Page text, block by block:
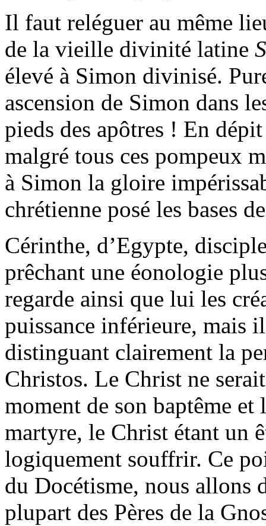
Il faut reléguer au même
de la vieille divinité latine
élevé à Simon divinisé.
ascension de Simon dans
pieds des apôtres ! En
malgré tous ces pompeux
à Simon la gloire
chrétienne posé les bases
Cérinthe, d’Egypte,
prêchant une éonologie
regarde ainsi que lui les
puissance inférieure, mais
distinguant clairement la
Christos. Le Christ ne
moment de son baptême et
martyre, le Christ étant un
logiquement souffrir. Ce
du Docétisme, nous allons
plupart des Pères de la